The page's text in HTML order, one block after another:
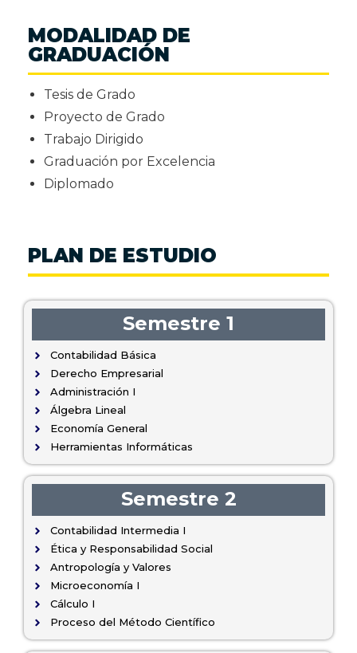
MODALIDAD DE
GRADUACIÓN
Tesis de Grado
Proyecto de Grado
Trabajo Dirigido
Graduación por Excelencia
Diplomado
PLAN DE ESTUDIO
Semestre 1
Contabilidad Básica
Derecho Empresarial
Administración I
Álgebra Lineal
Economía General
Herramientas Informáticas
Semestre 2
Contabilidad Intermedia I
Ética y Responsabilidad Social
Antropología y Valores
Microeconomía I
Cálculo I
Proceso del Método Científico